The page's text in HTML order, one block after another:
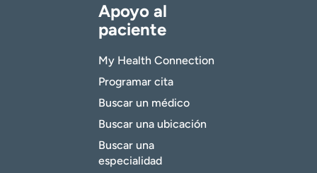
Apoyo al
paciente
My Health Connection
Programar cita
Buscar un médico
Buscar una ubicación
Buscar una
especialidad